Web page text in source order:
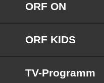
ORF ON
ORF KIDS
TV-Programm